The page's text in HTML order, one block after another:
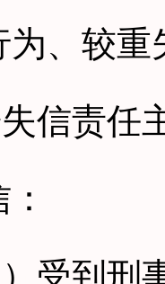
为、较
信责任
）受到